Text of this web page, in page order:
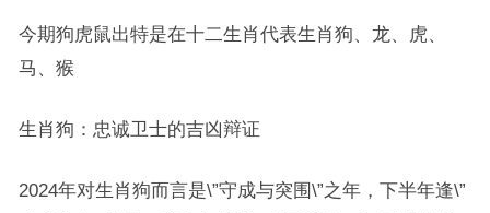
今期狗虎鼠出特是在十二生肖代表生肖狗、龙、虎、
马、猴
生肖狗：忠诚卫士的吉凶辩证
2024年对生肖狗而言是\”守成与突围\”之年，下半年逢\”